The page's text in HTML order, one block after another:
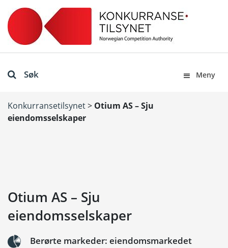
Søk Meny
Konkurransetilsynet> Otium AS – Sju
eiendomsselskaper
Otium AS – Sju
eiendomsselskaper
Berørte markeder: eiendomsmarkedet